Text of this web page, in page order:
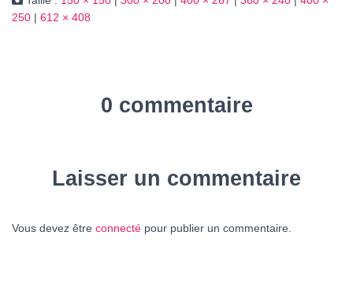
250 | 612 × 408
0 commentaire
Laisser un commentaire
Vous devez être connecté pour publier un commentaire.